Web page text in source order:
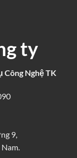
ty
Công Nghệ TK
9,